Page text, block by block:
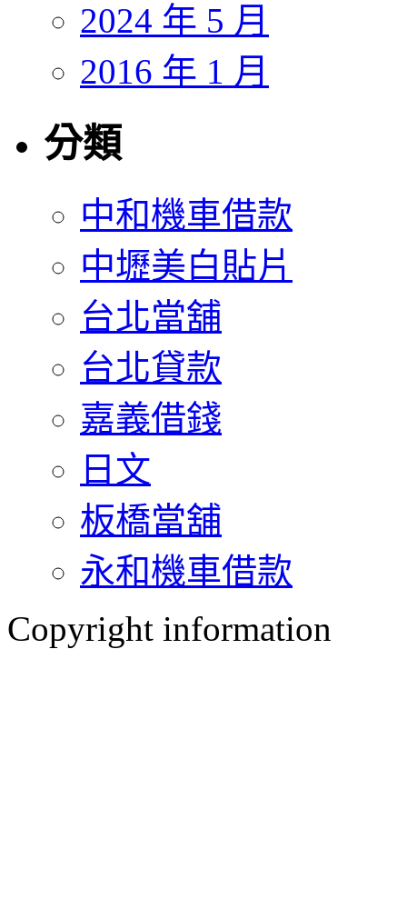
2024 年 5 月
2016 年 1 月
分類
中和機車借款
中壢美白貼片
台北當舖
台北貸款
嘉義借錢
日文
板橋當舖
永和機車借款
Copyright information